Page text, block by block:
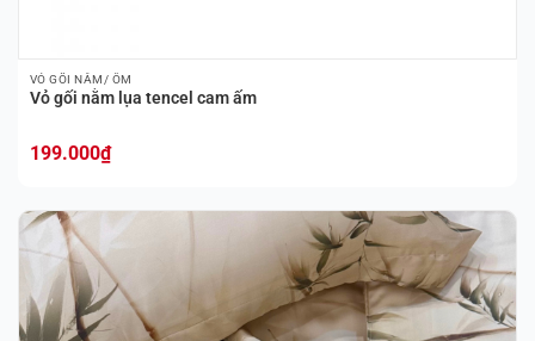
VỎ GỐI NẰM/ ÔM
Vỏ gối nằm lụa tencel cam ấm
199.000₫